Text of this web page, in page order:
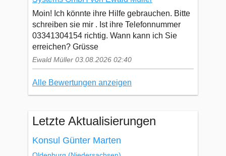
Moin! Ich könnte ihre Hilfe gebrauchen. Bitte
schreiben sie mir . Ist ihre Telefonnummer
03341304154 richtig. Wann kann ich Sie
erreichen? Grüsse
Ewald Müller 03.08.2026 02:40
Alle Bewertungen anzeigen
Letzte Aktualisierungen
Konsul Günter Marten